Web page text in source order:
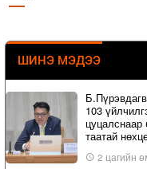
ШИНЭ МЭДЭЭ
103
цуцалснаар
таатай
2 цагийн